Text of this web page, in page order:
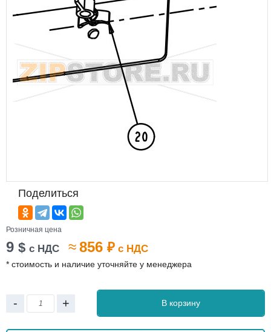
Поделиться
Розничная цена
9 $ с НДС ≈856 ₽ с НДС
* стоимость и наличие уточняйте у менеджера
- + В корзину